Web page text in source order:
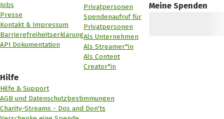
Jobs
Presse
Kontakt & Impressum
Barrierefreiheitserklärung
API Dokumentation
Privatpersonen
Spendenaufruf für
Privatpersonen
Als Unternehmen
Als Streamer*in
Als Content
Creator*in
Meine Spenden
Hilfe
Hilfe & Support
AGB und Datenschutzbestimmungen
Charity-Streams - Dos and Don'ts